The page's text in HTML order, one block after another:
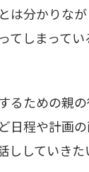
は分かりな
てしまって
るための親
日程や計画
ししていきた